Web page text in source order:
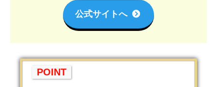
公式サイトへ
POINT